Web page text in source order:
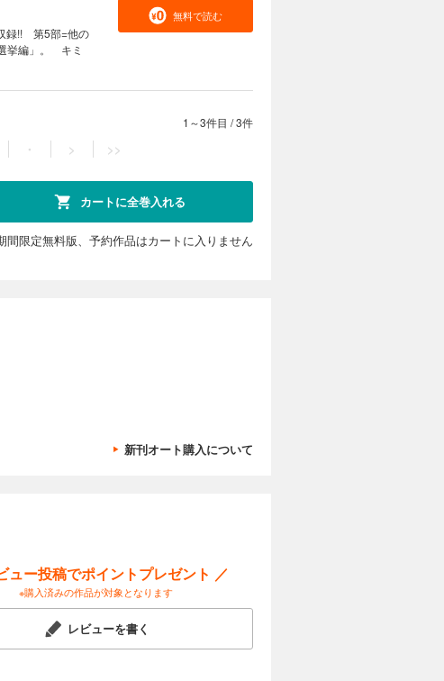
録!! 第5部=他の
挙編」。 キミ
無料で読む
1～3件目 /3件
・ > >>
カートに全巻入れる
間限定無料版、予約作品はカートに入りません
新刊オート購入について
ュー投稿でポイントプレゼント ／
※購入済みの作品が対象となります
レビューを書く